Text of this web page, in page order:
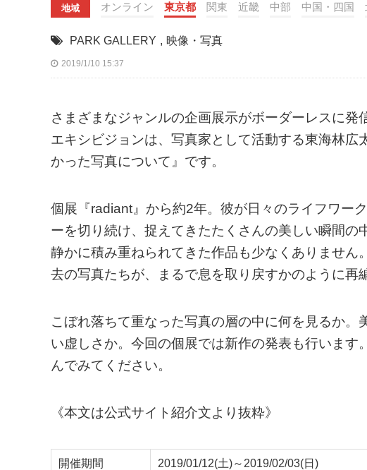
地域 オンライン 東京都 関東 近畿 中部 中国・四国
PARK GALLERY , 映像・写真
2019/1/10 15:37
さまざまなジャンルの企画展示がボーダーレスに
エキシビジョンは、写真家として活動する東海林
かった写真について』です。
個展『radiant』から約2年。彼が日々のライフワー
ーを切り続け、捉えてきたたくさんの美しい瞬間
静かに積み重ねられてきた作品も少なくありませ
去の写真たちが、まるで息を取り戻すかのように再
こぼれ落ちて重なった写真の層の中に何を見るか
い虚しさか。今回の個展では新作の発表も行いま
んでみてください。
《本文は公式サイト紹介文より抜粋》
開催期間
2019/01/12(土)～2019/02/03(日)